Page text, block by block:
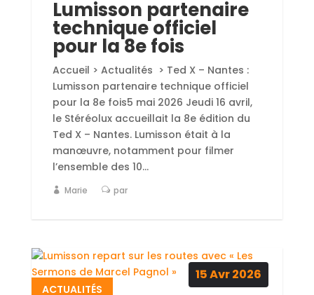
Lumisson partenaire
technique officiel
pour la 8e fois
Accueil > Actualités > Ted X – Nantes :
Lumisson partenaire technique officiel
pour la 8e fois5 mai 2026 Jeudi 16 avril,
le Stéréolux accueillait la 8e édition du
Ted X – Nantes. Lumisson était à la
manœuvre, notamment pour filmer
l’ensemble des 10...
Marie par
ACTUALITÉS
15Avr2026